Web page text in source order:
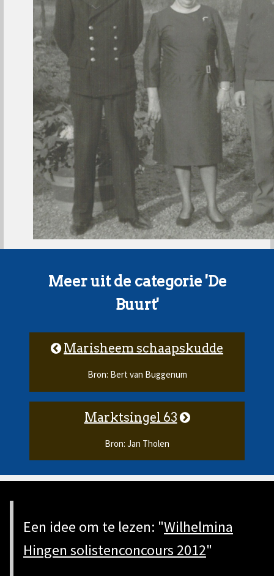
Meer uit de categorie 'De
Buurt'
Marisheem schaapskudde
Bron: Bert van Buggenum
Marktsingel 63
Bron: Jan Tholen
Een idee om te lezen: "Wilhelmina
Hingen solistenconcours 2012"